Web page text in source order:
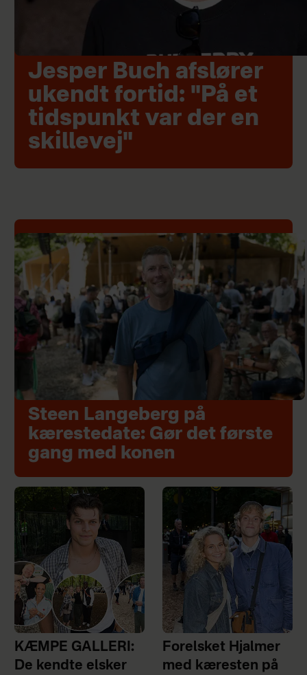
Jesper Buch afslører
ukendt fortid: "På et
tidspunkt var der en
skillevej"
Steen Langeberg på
kærestedate: Gør det første
gang med konen
KÆMPE GALLERI:
De kendte elsker
Forelsket Hjalmer
med kæresten på